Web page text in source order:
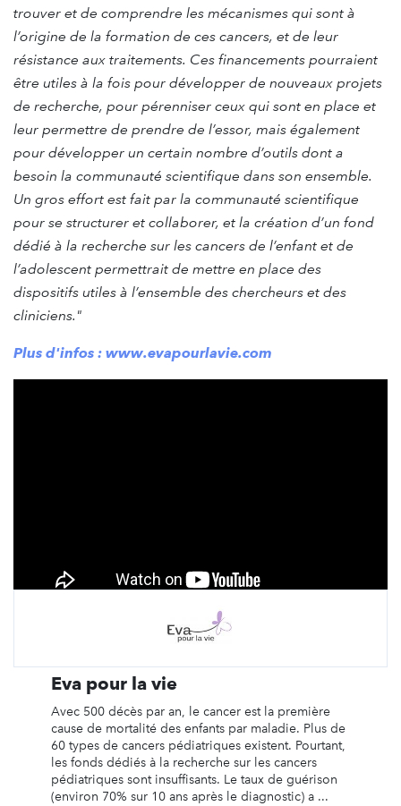
trouver et de comprendre les mécanismes qui sont à
l’origine de la formation de ces cancers, et de leur
résistance aux traitements. Ces financements pourraient
être utiles à la fois pour développer de nouveaux projets
de recherche, pour pérenniser ceux qui sont en place et
leur permettre de prendre de l’essor, mais également
pour développer un certain nombre d’outils dont a
besoin la communauté scientifique dans son ensemble.
Un gros effort est fait par la communauté scientifique
pour se structurer et collaborer, et la création d’un fond
dédié à la recherche sur les cancers de l’enfant et de
l’adolescent permettrait de mettre en place des
dispositifs utiles à l’ensemble des chercheurs et des
cliniciens."
Plus d'infos : www.evapourlavie.com
Eva pour la vie
Avec 500 décès par an, le cancer est la première
cause de mortalité des enfants par maladie. Plus de
60 types de cancers pédiatriques existent. Pourtant,
les fonds dédiés à la recherche sur les cancers
pédiatriques sont insuffisants. Le taux de guérison
(environ 70% sur 10 ans après le diagnostic) a ...